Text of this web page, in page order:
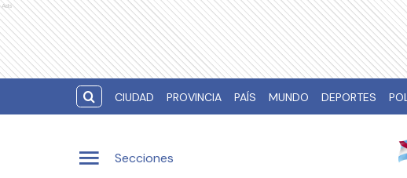
Ads
CIUDAD PROVINCIA PAÍS MUNDO DEPORTES
Secciones